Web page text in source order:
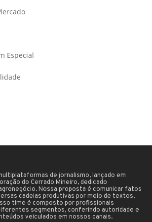
Especial
de jornalismo, lançado em
do Cerrado Mineiro, dedicado
Nossa proposta é comunicar fatos
cadeias produtivas por meio de textos,
time é composto por profissionais
segmentos, conferindo autoridade e
veiculados em nossos canais.